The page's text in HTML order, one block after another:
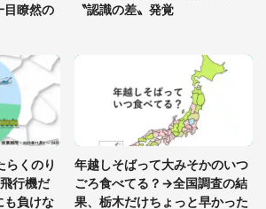
瞭然の
〝認識の差〟発覚
らくのり
行機だ
負けな
年越しそばって大みそかのいつ
ごろ食べてる？→全国調査の結
果、栃木だけちょっと早かった